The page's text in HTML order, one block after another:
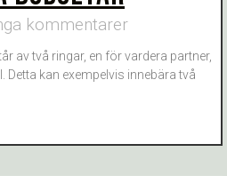
kommentarer
av två ringar, en för vardera partner,
Detta kan exempelvis innebära två